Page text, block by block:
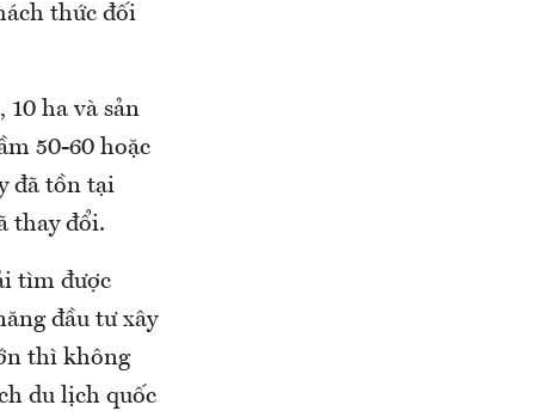
thức đối
ha và sản
50-60 hoặc
đã tồn tại
thay đổi.
tìm được
đầu tư xây
thì không
du lịch quốc